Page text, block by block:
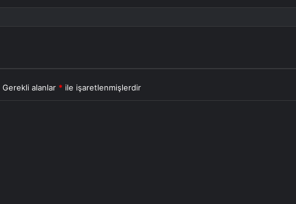
Gerekli alanlar * ile işaretlenmişlerdir